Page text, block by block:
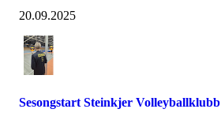
20.09.2025
Sesongstart Steinkjer Volleyballklubb